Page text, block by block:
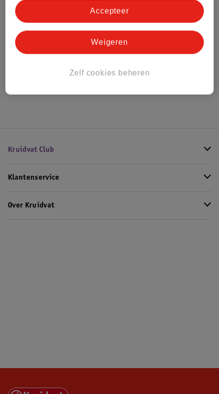
Bestel & Bezorginformatie
Bekijk ook
Kruidvat Club
Klantenservice
Over Kruidvat
Zelf cookies beheren
Weigeren
Accepteer